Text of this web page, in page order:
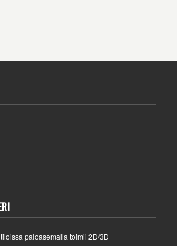
paloasemalla toimii 2D/3D